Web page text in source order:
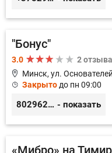
"Бонус"
3.0
2 отзыва
Минск, ул.
Закрытодо пн 09:00
80296238800 - показать
«Мибро» на